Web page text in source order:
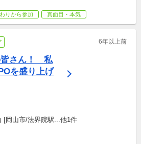
りから参加 真面目・本気
6年以上前
さん！　私
を盛り上げ
[岡山市/法界院駅...他1件